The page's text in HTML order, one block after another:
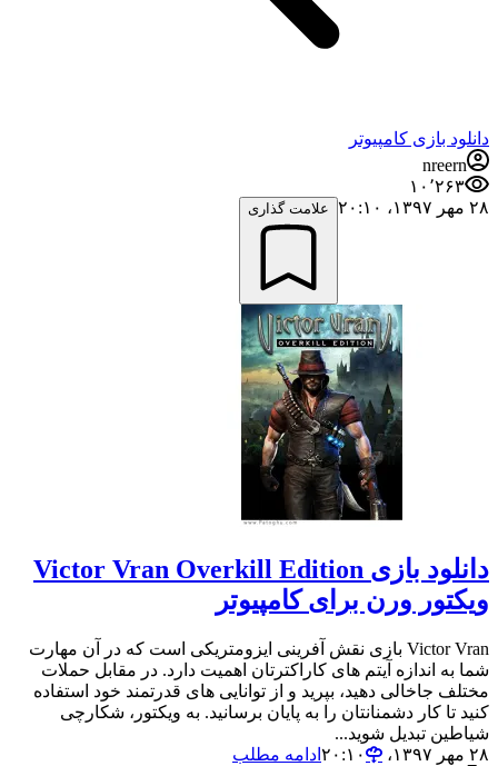
دانلود بازی کامپیوتر
nreern
۱۰٬۲۶۳
۲۸ مهر ۱۳۹۷،‏ ۲۰:۱۰
علامت گذاری
دانلود بازی Victor Vran Overkill Edition
ویکتور ورن برای کامپیوتر
Victor Vran بازی نقش آفرینی ایزومتریکی است که در آن مهارت
شما به اندازه آیتم های کاراکترتان اهمیت دارد. در مقابل حملات
مختلف جاخالی دهید، بپرید و از توانایی های قدرتمند خود استفاده
کنید تا کار دشمنانتان را به پایان برسانید. به ویکتور، شکارچی
شیاطین تبدیل شوید...
۲۸ مهر ۱۳۹۷،‏ ۲۰:۱۰
ادامه مطلب